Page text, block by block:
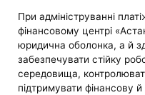
При адмініструванні
фінансовому центрі
юридична оболонка, а й
забезпечувати стійку
середовища,
підтримувати фінансову й